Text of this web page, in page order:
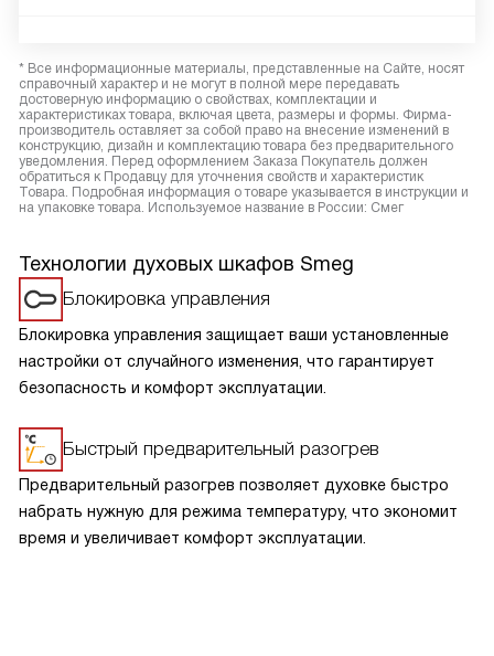
* Все информационные материалы, представленные на Сайте, носят
справочный характер и не могут в полной мере передавать
достоверную информацию о свойствах, комплектации и
характеристиках товара, включая цвета, размеры и формы. Фирма-
производитель оставляет за собой право на внесение изменений в
конструкцию, дизайн и комплектацию товара без предварительного
уведомления. Перед оформлением Заказа Покупатель должен
обратиться к Продавцу для уточнения свойств и характеристик
Товара. Подробная информация о товаре указывается в инструкции и
на упаковке товара. Используемое название в России: Смег
Технологии духовых шкафов Smeg
Блокировка управления
Блокировка управления защищает ваши установленные
настройки от случайного изменения, что гарантирует
безопасность и комфорт эксплуатации.
Быстрый предварительный разогрев
Предварительный разогрев позволяет духовке быстро
набрать нужную для режима температуру, что экономит
время и увеличивает комфорт эксплуатации.